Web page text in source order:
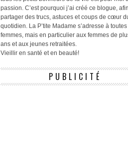
passion. C’est pourquoi j’ai créé ce blogue,
partager des trucs, astuces et coups de cœur
quotidien. La P’tite Madame s’adresse à
femmes, mais en particulier aux femmes de
ans et aux jeunes retraitées.
Vieillir en santé et en beauté!
PUBLICITÉ